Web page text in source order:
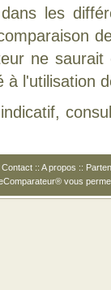
dans les
ne
à l'utilisation
Contact :: A propos ::
vous